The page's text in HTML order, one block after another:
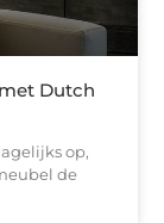
Dutch
op,
de